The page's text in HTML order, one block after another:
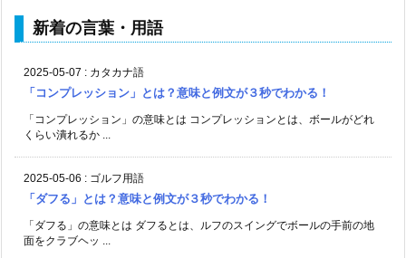
新着の言葉・用語
2025-05-07 : カタカナ語
「コンプレッション」とは？意味と例文が３秒でわかる！
「コンプレッション」の意味とは コンプレッションとは、ボールがどれ
くらい潰れるか ...
2025-05-06 : ゴルフ用語
「ダフる」とは？意味と例文が３秒でわかる！
「ダフる」の意味とは ダフるとは、ルフのスイングでボールの手前の地
面をクラブヘッ ...